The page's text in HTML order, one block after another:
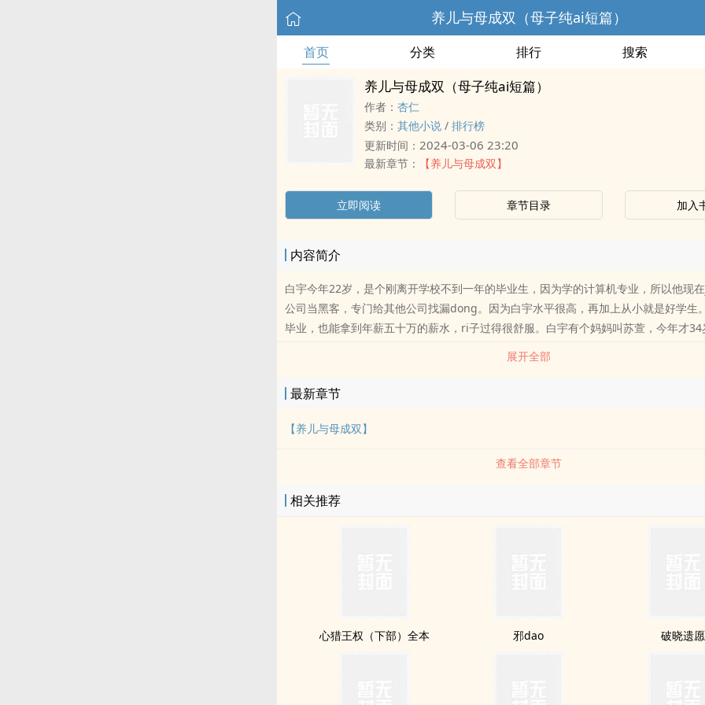
养儿与母成双（母子纯ai短篇）
首页 分类 排行 搜索
养儿与母成双（母子纯ai短篇）
作者： 杏仁
类别： 其他小说 / 排行榜
更新时间： 2024-03-06 23:20
最新章节： 【养儿与母成双】
立即阅读 章节目录 加入
内容简介
白宇今年22岁，是个刚离开学校不到一年的毕业生，因为学的计算机专业，所以他现
公司当黑客，专门给其他公司找漏dong。因为白宇水平很高，再加上从小就是好学生
毕业，也能拿到年薪五十万的薪水，ri子过得很舒服。白宇有个妈妈叫苏萱，今年才
疑惑为什么34岁的人会生有一个22岁的儿子。其实是这样的。白宇是苏萱22岁时收养
法：现实里30岁才能领养孩子），10岁前的白宇在孤儿院长大，xing格很孤僻，没有小
他玩。苏萱22岁时，男朋友跟着富婆跑了，再加上那时候苏萱的父母都去世了，留下她
点小帅气的小孩，并且把他领回了家。
展开全部
最新章节
【养儿与母成双】
查看全部章节
相关推荐
心猎王权（下部）全本 邪dao 破晓遗愿